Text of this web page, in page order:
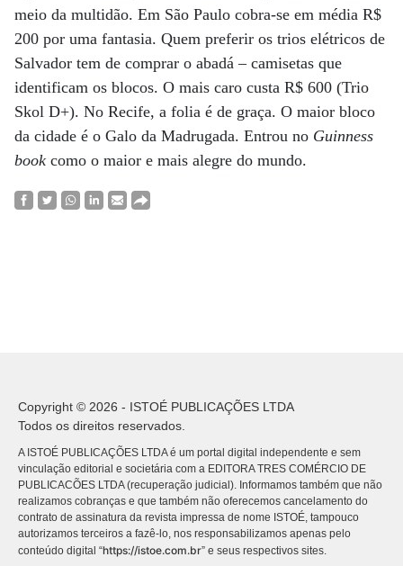
meio da multidão. Em São Paulo cobra-se em média R$
200 por uma fantasia. Quem preferir os trios elétricos de
Salvador tem de comprar o abadá – camisetas que
identificam os blocos. O mais caro custa R$ 600 (Trio
Skol D+). No Recife, a folia é de graça. O maior bloco
da cidade é o Galo da Madrugada. Entrou no Guinness
book como o maior e mais alegre do mundo.
Copyright © 2026 - ISTOÉ PUBLICAÇÕES LTDA
Todos os direitos reservados.
A ISTOÉ PUBLICAÇÕES LTDA é um portal digital independente e sem
vinculação editorial e societária com a EDITORA TRES COMÉRCIO DE
PUBLICACÕES LTDA (recuperação judicial). Informamos também que não
realizamos cobranças e que também não oferecemos cancelamento do
contrato de assinatura da revista impressa de nome ISTOÉ, tampouco
autorizamos terceiros a fazê-lo, nos responsabilizamos apenas pelo
conteúdo digital “https://istoe.com.br” e seus respectivos sites.